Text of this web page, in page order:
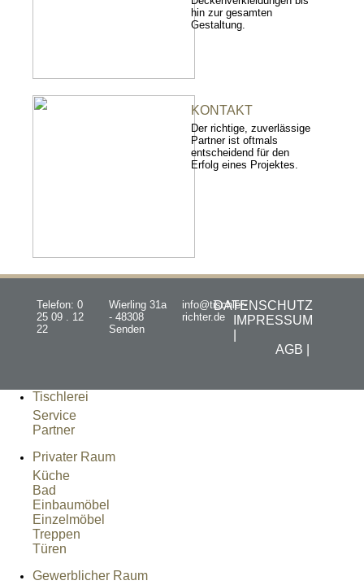
hin zur gesamten
Gestaltung.
KONTAKT
Der richtige, zuverlässige
Partner ist oftmals
entscheidend für den
Erfolg eines Projektes.
Telefon: 0
25 09 . 12
22
Wierling 31a
- 48308
Senden
info@tischler-
richter.de
DATENSCHUTZ
IMPRESSUM
AGB |
Tischlerei
Service
Partner
Privater Raum
Küche
Bad
Einbaumöbel
Einzelmöbel
Treppen
Türen
Gewerblicher Raum